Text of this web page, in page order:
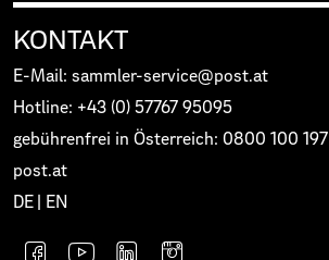
KONTAKT
E-Mail: sammler-service@post.at
Hotline: +43 (0) 57767 95095
gebührenfrei in Österreich: 0800 100 197
post.at
DE
EN